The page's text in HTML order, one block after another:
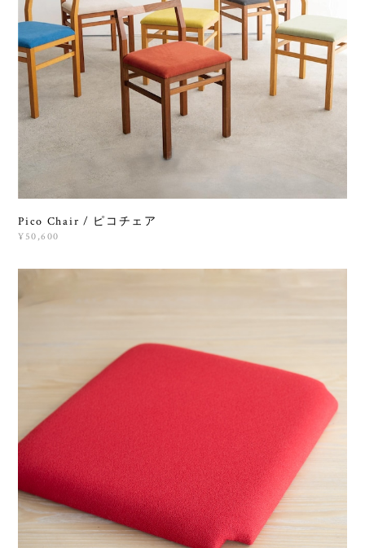
Pico Chair / ピコチェア
¥50,600